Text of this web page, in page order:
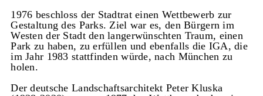
1976 beschloss der Stadtrat einen Wettbewerb zur
Gestaltung des Parks. Ziel war es, den Bürgern im
Westen der Stadt den langerwünschten Traum, einen
Park zu haben, zu erfüllen und ebenfalls die IGA, die
im Jahr 1983 stattfinden würde, nach München zu
holen.
Der deutsche Landschaftsarchitekt Peter Kluska